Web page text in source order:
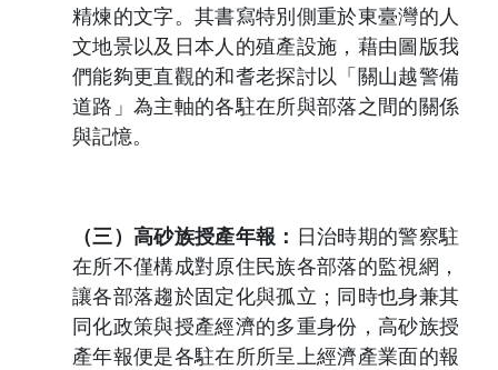
精煉的文字。其書寫特別側重於東臺灣的人
文地景以及日本人的殖產設施，藉由圖版我
們能夠更直觀的和耆老探討以「關山越警備
道路」為主軸的各駐在所與部落之間的關係
與記憶。
（三） 高砂族授產年報： 日治時期的警察駐
在所不僅構成對原住民族各部落的監視網，
讓各部落趨於固定化與孤立；同時也身兼其
同化政策與授產經濟的多重身份，高砂族授
產年報便是各駐在所所呈上經濟產業面的報